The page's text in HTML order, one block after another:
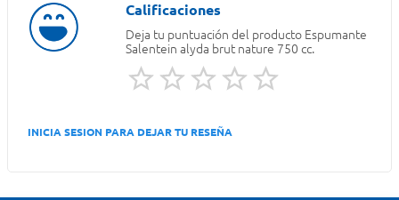
Deja tu puntuación del producto Espumante
Salentein alyda brut nature 750 cc.
INICIA SESION PARA DEJAR TU RESEÑA